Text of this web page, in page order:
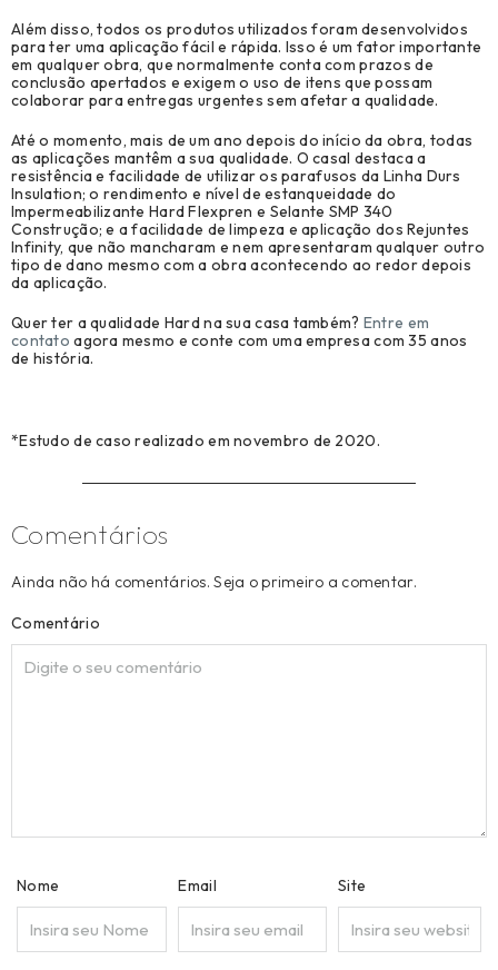
Além disso, todos os produtos utilizados foram desenvolvidos
para ter uma aplicação fácil e rápida. Isso é um fator importante
em qualquer obra, que normalmente conta com prazos de
conclusão apertados e exigem o uso de itens que possam
colaborar para entregas urgentes sem afetar a qualidade.
Até o momento, mais de um ano depois do início da obra, todas
as aplicações mantêm a sua qualidade. O casal destaca a
resistência e facilidade de utilizar os parafusos da Linha Durs
Insulation; o rendimento e nível de estanqueidade do
Impermeabilizante Hard Flexpren e Selante SMP 340
Construção; e a facilidade de limpeza e aplicação dos Rejuntes
Infinity, que não mancharam e nem apresentaram qualquer outro
tipo de dano mesmo com a obra acontecendo ao redor depois
da aplicação.
Quer ter a qualidade Hard na sua casa também? Entre em
contato agora mesmo e conte com uma empresa com 35 anos
de história.
*Estudo de caso realizado em novembro de 2020.
Comentários
Ainda não há comentários. Seja o primeiro a comentar.
Comentário
Nome Email Site